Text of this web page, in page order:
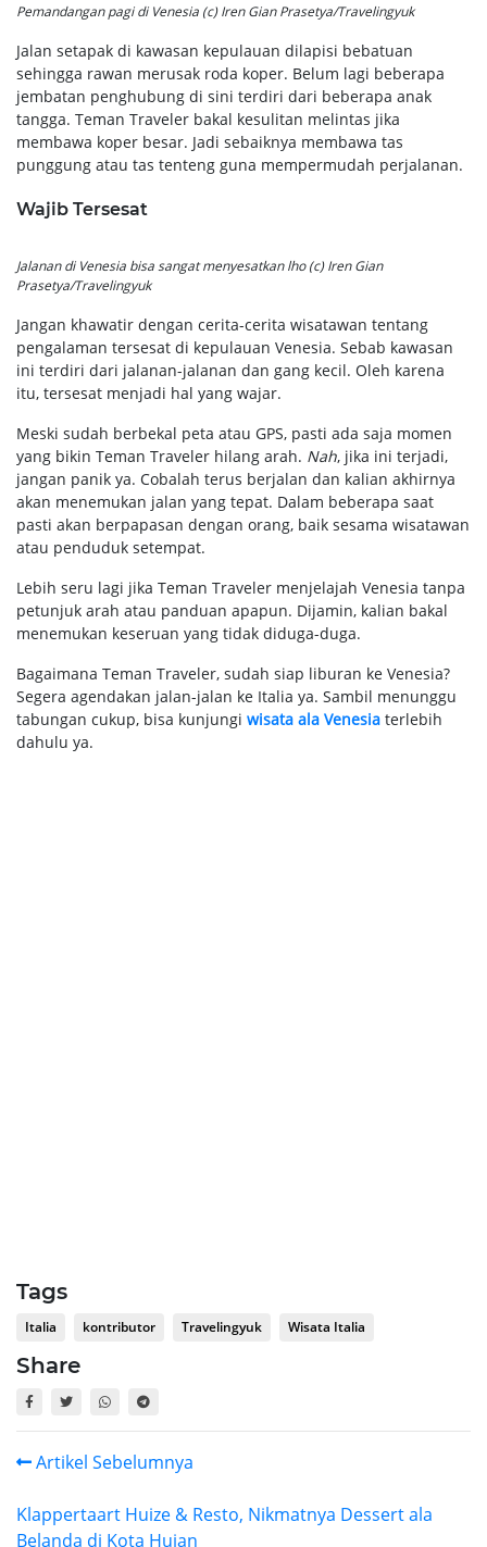
Pemandangan pagi di Venesia (c) Iren Gian Prasetya/Travelingyuk
Jalan setapak di kawasan kepulauan dilapisi bebatuan
sehingga rawan merusak roda koper. Belum lagi beberapa
jembatan penghubung di sini terdiri dari beberapa anak
tangga. Teman Traveler bakal kesulitan melintas jika
membawa koper besar. Jadi sebaiknya membawa tas
punggung atau tas tenteng guna mempermudah perjalanan.
Wajib Tersesat
Jalanan di Venesia bisa sangat menyesatkanlho(c) Iren Gian
Prasetya/Travelingyuk
Jangan khawatir dengan cerita-cerita wisatawan tentang
pengalaman tersesat di kepulauan Venesia. Sebab kawasan
ini terdiri dari jalanan-jalanan dan gang kecil. Oleh karena
itu, tersesat menjadi hal yang wajar.
Meski sudah berbekal peta atau GPS, pasti ada saja momen
yang bikin Teman Traveler hilang arah. Nah, jika ini terjadi,
jangan panik ya. Cobalah terus berjalan dan kalian akhirnya
akan menemukan jalan yang tepat. Dalam beberapa saat
pasti akan berpapasan dengan orang, baik sesama wisatawan
atau penduduk setempat.
Lebih seru lagi jika Teman Traveler menjelajah Venesia tanpa
petunjuk arah atau panduan apapun. Dijamin, kalian bakal
menemukan keseruan yang tidak diduga-duga.
Bagaimana Teman Traveler, sudah siap liburan ke Venesia?
Segera agendakan jalan-jalan ke Italia ya. Sambil menunggu
tabungan cukup, bisa kunjungi wisata ala Venesia terlebih
dahulu ya.
Tags
Italia kontributor Travelingyuk Wisata Italia
Share
Artikel Sebelumnya
Klappertaart Huize & Resto, Nikmatnya Dessert ala
Belanda di Kota Hujan